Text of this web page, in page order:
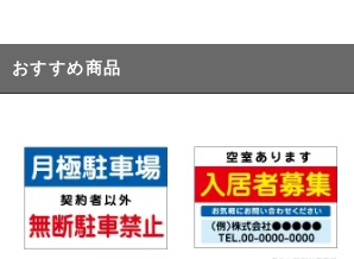
おすすめ商品